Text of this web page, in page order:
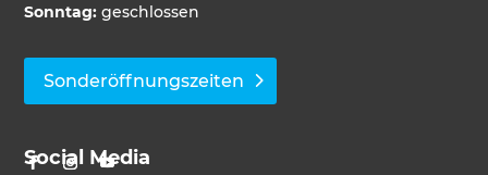
Sonntag: geschlossen
Sonderöffnungszeiten
Social Media